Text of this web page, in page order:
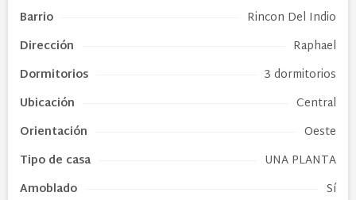
Barrio
Rincon Del Indio
Dirección
Raphael
Dormitorios
3 dormitorios
Ubicación
Central
Orientación
Oeste
Tipo de casa
UNA PLANTA
Amoblado
Sí